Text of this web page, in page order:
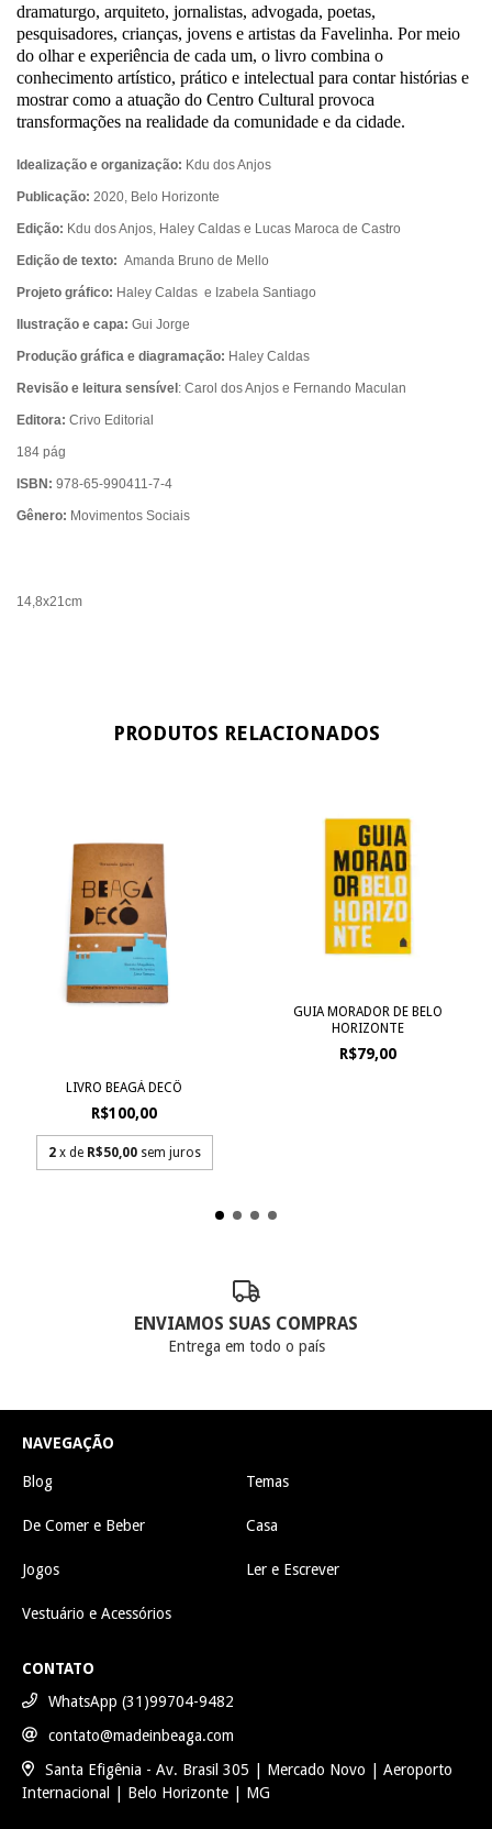
dramaturgo, arquiteto, jornalistas, advogada, poetas,
pesquisadores, crianças, jovens e artistas da Favelinha. Por meio
do olhar e experiência de cada um, o livro combina o
conhecimento artístico, prático e intelectual para contar histórias e
mostrar como a atuação do Centro Cultural provoca
transformações na realidade da comunidade e da cidade.
Idealização e organização: Kdu dos Anjos
Publicação: 2020, Belo Horizonte
Edição: Kdu dos Anjos, Haley Caldas e Lucas Maroca de Castro
Edição de texto: Amanda Bruno de Mello
Projeto gráfico: Haley Caldas e Izabela Santiago
Ilustração e capa: Gui Jorge
Produção gráfica e diagramação: Haley Caldas
Revisão e leitura sensível: Carol dos Anjos e Fernando Maculan
Editora: Crivo Editorial
184 pág
ISBN: 978-65-990411-7-4
Gênero: Movimentos Sociais
14,8x21cm
PRODUTOS RELACIONADOS
LIVRO BEAGÁ DECÔ
R$100,00
2 x de R$50,00 sem juros
GUIA MORADOR DE BELO
HORIZONTE
R$79,00
ENVIAMOS SUAS COMPRAS
Entrega em todo o país
NAVEGAÇÃO
Blog Temas
De Comer e Beber Casa
Jogos Ler e Escrever
Vestuário e Acessórios
CONTATO
WhatsApp (31)99704-9482
contato@madeinbeaga.com
Santa Efigênia - Av. Brasil 305 | Mercado Novo | Aeroporto
Internacional | Belo Horizonte | MG